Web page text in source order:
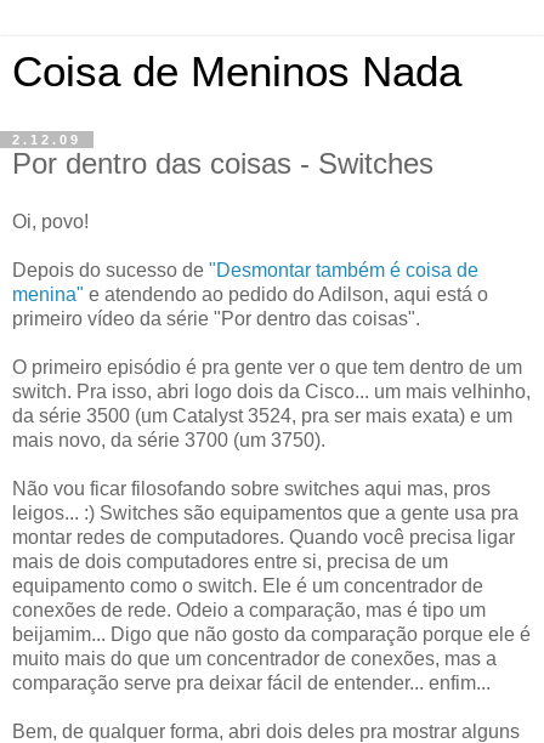
Coisa de Meninos Nada
2.12.09
Por dentro das coisas - Switches
Oi, povo!
Depois do sucesso de "Desmontar também é coisa de
menina" e atendendo ao pedido do Adilson, aqui está o
primeiro vídeo da série "Por dentro das coisas".
O primeiro episódio é pra gente ver o que tem dentro de um
switch. Pra isso, abri logo dois da Cisco... um mais velhinho,
da série 3500 (um Catalyst 3524, pra ser mais exata) e um
mais novo, da série 3700 (um 3750).
Não vou ficar filosofando sobre switches aqui mas, pros
leigos... :) Switches são equipamentos que a gente usa pra
montar redes de computadores. Quando você precisa ligar
mais de dois computadores entre si, precisa de um
equipamento como o switch. Ele é um concentrador de
conexões de rede. Odeio a comparação, mas é tipo um
beijamim... Digo que não gosto da comparação porque ele é
muito mais do que um concentrador de conexões, mas a
comparação serve pra deixar fácil de entender... enfim...
Bem, de qualquer forma, abri dois deles pra mostrar alguns